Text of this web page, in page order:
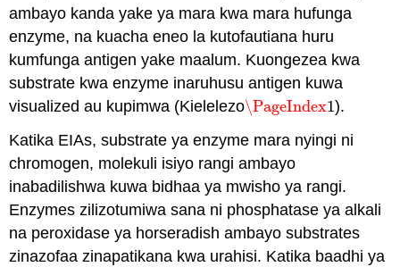
ambayo kanda yake ya mara kwa mara hufunga
enzyme, na kuacha eneo la kutofautiana huru
kumfunga antigen yake maalum. Kuongezea kwa
substrate kwa enzyme inaruhusu antigen kuwa
visualized au kupimwa (Kielelezo\PageIndex1
\PageIndex1).
Katika EIAs, substrate ya enzyme mara nyingi ni
chromogen, molekuli isiyo rangi ambayo
inabadilishwa kuwa bidhaa ya mwisho ya rangi.
Enzymes zilizotumiwa sana ni phosphatase ya alkali
na peroxidase ya horseradish ambayo substrates
zinazofaa zinapatikana kwa urahisi. Katika baadhi ya